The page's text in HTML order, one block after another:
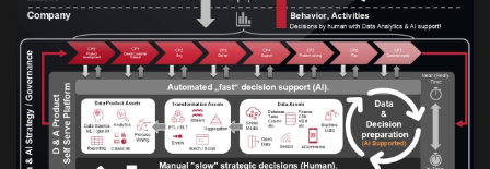
Artikel:Prozesse und Daten müssen Hand
in Hand gehen
VIEW